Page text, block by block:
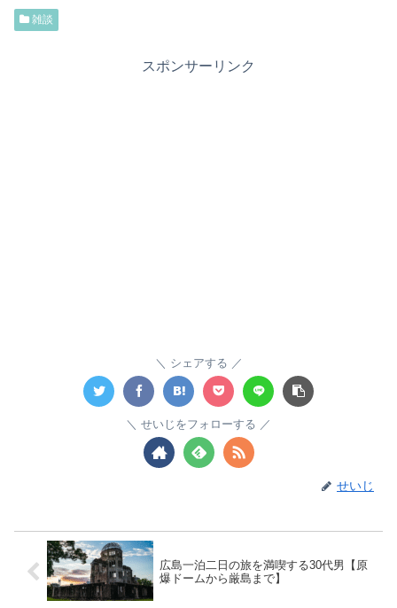
雑談
スポンサーリンク
シェアする
せいじをフォローする
せいじ
広島一泊二日の旅を満喫する30代男【原
爆ドームから厳島まで】